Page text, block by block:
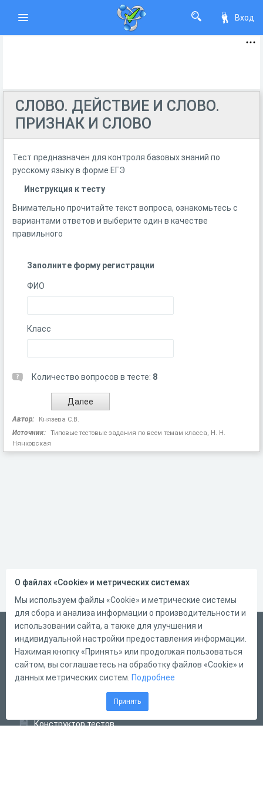
Вход
СЛОВО. ДЕЙСТВИЕ И СЛОВО.
ПРИЗНАК И СЛОВО
Тест предназначен для контроля базовых знаний по
русскому языку в форме ЕГЭ
Инструкция к тесту
Внимательно прочитайте текст вопроса, ознакомьтесь с
вариантами ответов и выберите один в качестве
правильного
Заполните форму регистрации
ФИО
Класс
Количество вопросов в тесте: 8
Автор: Князева С.В.
Источник:
Типовые тестовые задания по всем темам класса, Н. Н.
Нянковская
Русский
Справка
Форма обратной связи
Конструктор тестов
О файлах «Cookie» и метрических системах
Мы используем файлы «Cookie» и метрические системы
для сбора и анализа информации о производительности и
использовании сайта, а также для улучшения и
индивидуальной настройки предоставления информации.
Нажимая кнопку «Принять» или продолжая пользоваться
сайтом, вы соглашаетесь на обработку файлов «Cookie» и
данных метрических систем. Подробнее
Принять